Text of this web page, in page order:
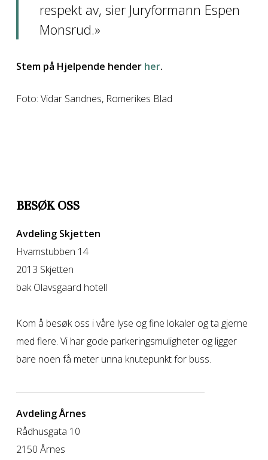
respekt av, sier Juryformann Espen
Monsrud.»
Stem på Hjelpende hender her.
Foto: Vidar Sandnes, Romerikes Blad
BESØK OSS
Avdeling Skjetten
Hvamstubben 14
2013 Skjetten
bak Olavsgaard hotell
Kom å besøk oss i våre lyse og fine lokaler og ta gjerne
med flere. Vi har gode parkeringsmuligheter og ligger
bare noen få meter unna knutepunkt for buss.
Avdeling Årnes
Rådhusgata 10
2150 Årnes